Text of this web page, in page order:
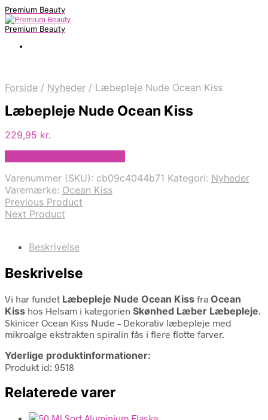
Premium Beauty
Premium Beauty
Forside / Nyheder / Læbepleje Nude Ocean Kiss
Læbepleje Nude Ocean Kiss
229,95 kr.
Varenummer (SKU): cb09c4044b71 Kategori: Nyheder
Varemærke: Ocean Kiss
Previous Product
Next Product
Beskrivelse
Beskrivelse
Vi har fundet Læbepleje Nude Ocean Kiss fra Ocean
Kiss hos Helsam i kategorien Skønhed Læber Læbepleje.
Skinicer Ocean Kiss Nude – Dekorativ læbepleje med
mikroalge ekstrakten spiralin fås i flere flotte farver.
Yderlige produktinformationer:
Produkt id: 9518
Relaterede varer